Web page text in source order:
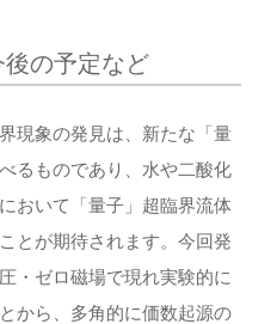
の予定など
現象の発見は、新たな「量
るものであり、水や二酸化
おいて「量子」超臨界流体
とが期待されます。今回発
・ゼロ磁場で現れ実験的に
から、多角的に価数起源の